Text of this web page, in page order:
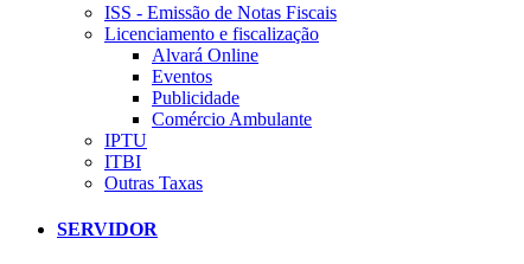
ISS - Emissão de Notas Fiscais
Licenciamento e fiscalização
Alvará Online
Eventos
Publicidade
Comércio Ambulante
IPTU
ITBI
Outras Taxas
SERVIDOR